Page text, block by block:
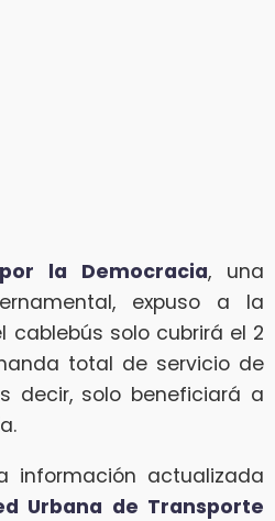
la Democracia, una
expuso a la
cablebús solo cubrirá el 2
total de servicio de
decir, solo beneficiará a
información actualizada
Urbana de Transporte